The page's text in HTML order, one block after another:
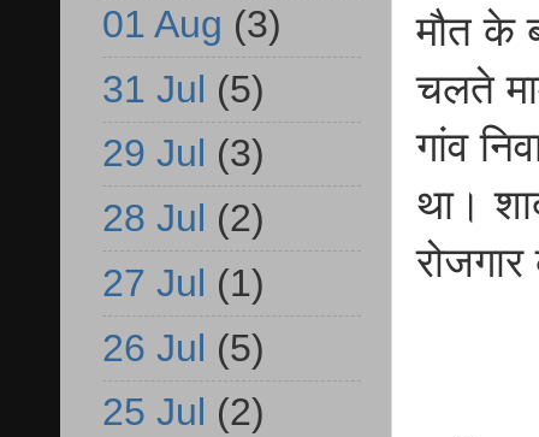
मौत के
चलते
गांव
था।
01 Aug (3)
31 Jul (5)
29 Jul (3)
28 Jul (2)
27 Jul (1)
26 Jul (5)
25 Jul (2)